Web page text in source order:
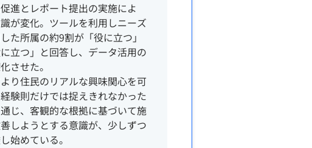
進とレポート提出の実施によ
が変化。ツールを利用しニーズ
た所属の約9割が「役に立つ」
に立つ」と回答し、データ活用の
させた。
り住民のリアルな興味関心を可
験則だけでは捉えきれなかった
じ、客観的な根拠に基づいて施
しようとする意識が、少しずつ
始めている。